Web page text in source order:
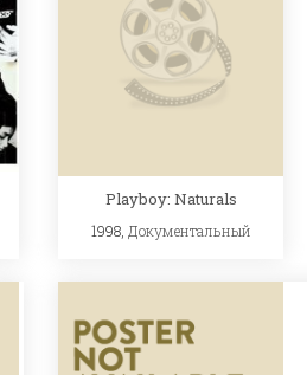
Playboy: Naturals
1998, Документальный